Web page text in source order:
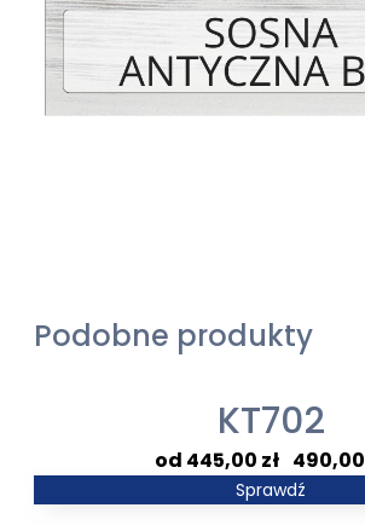
Podobne produkty
KT702
445,00 zł 490,00
Zakres
Sprawdź